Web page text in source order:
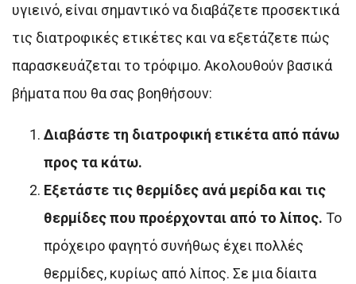
υγιεινό, είναι σημαντικό να διαβάζετε προσεκτικά
τις διατροφικές ετικέτες και να εξετάζετε πώς
παρασκευάζεται το τρόφιμο. Ακολουθούν βασικά
βήματα που θα σας βοηθήσουν:
Διαβάστε τη διατροφική ετικέτα από πάνω
προς τα κάτω.
Εξετάστε τις θερμίδες ανά μερίδα και τις
θερμίδες που προέρχονται από το λίπος. Το
πρόχειρο φαγητό συνήθως έχει πολλές
θερμίδες, κυρίως από λίπος. Σε μια δίαιτα